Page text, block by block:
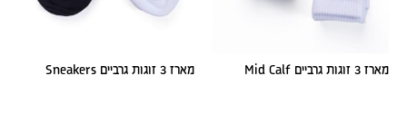
מארז 3 זוגות גרביים Mid Calf מארז 3 זוגות גרביים Sneakers